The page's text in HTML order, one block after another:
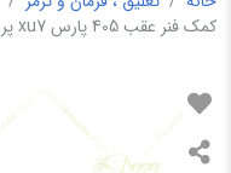
کمک فنر عقب 405 پارس xu7 پرشیا slx - elx کوشاوران